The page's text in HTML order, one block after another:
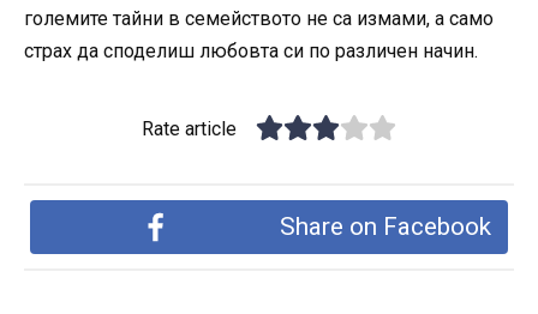
големите тайни в семейството не са измами, а само
страх да споделиш любовта си по различен начин.
Rate article
Share on Facebook